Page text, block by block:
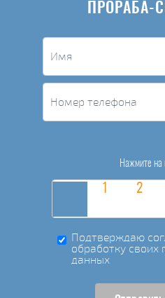
ПРОРАБА-
Нажмите на
Подтверждаю
обработку своих
данных